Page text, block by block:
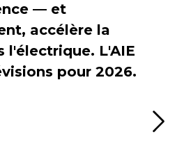
— et
accélère la
l'électrique. L'AIE
pour 2026.